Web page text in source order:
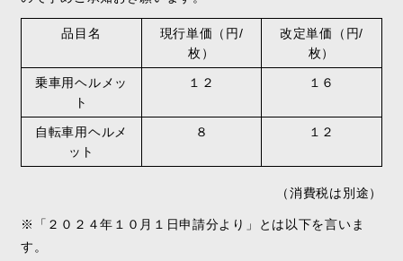
品目名
現行単価（円/
枚）
改定単価（円/
枚）
乗車用ヘルメッ
ト
１２ １６
自転車用ヘルメ
ット
８ １２
（消費税は別途）
※「２０２４年１０月１日申請分より」とは以下を言いま
す。